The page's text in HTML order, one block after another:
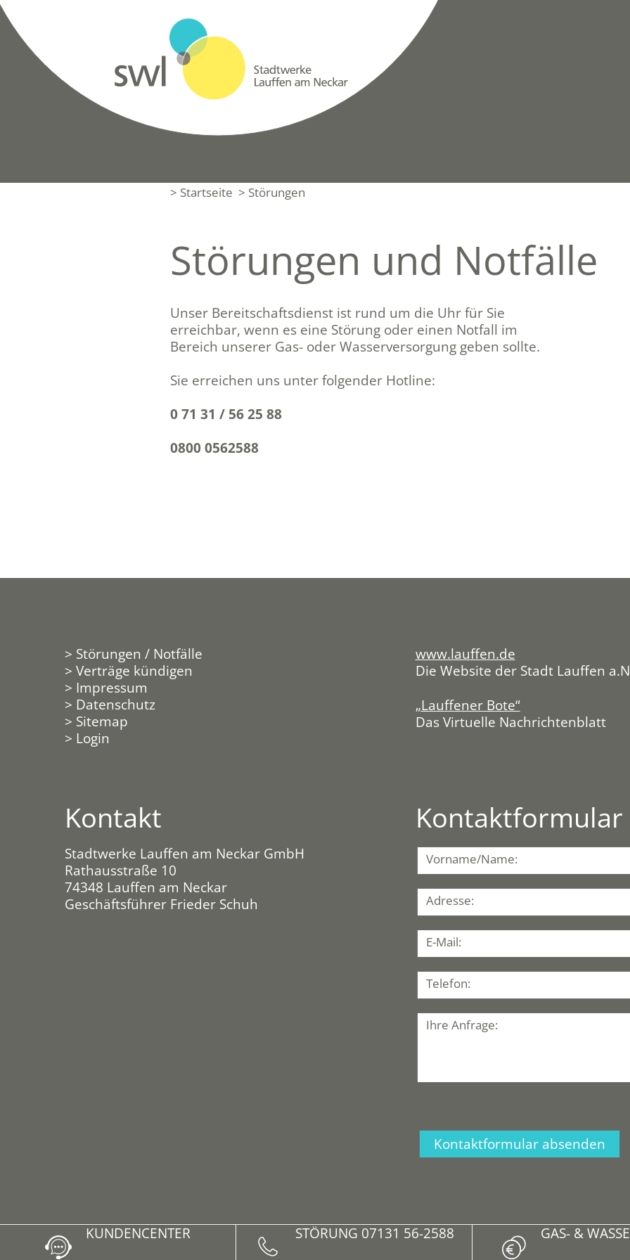
KUNDEN­CENTER STÖRUNG 07131 56-2588 GAS- &
> Startseite > Störungen
Störungen und Notfälle
Unser Bereitschaftsdienst ist rund um die Uhr für Sie
erreichbar, wenn es eine Störung oder einen Notfall im
Bereich unserer Gas- oder Wasserversorgung geben sollte.
Sie erreichen uns unter folgender Hotline:
0 71 31 / 56 25 88
0800 0562588
> Störungen / Notfälle
> Verträge kündigen
> Impressum
> Datenschutz
> Sitemap
> Login
www.lauffen.de
Die Website der Stadt Lauffen
„Lauffener Bote“
Das Virtuelle Nachrichtenblatt
Kontakt
Stadtwerke Lauffen am Neckar GmbH
Rathausstraße 10
74348 Lauffen am Neckar
Geschäftsführer Frieder Schuh
Kontaktformular
Vorname/Name:
Adresse:
E-Mail:
Telefon:
Ihre Anfrage: